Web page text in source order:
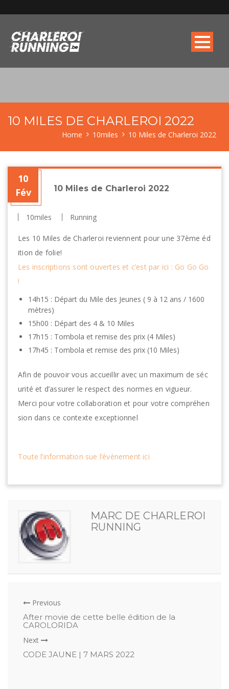
10 MILES DE CHARLEROI 2022
Home 10miles 10 Miles de Charleroi 2022
10
Fév
10 Miles de Charleroi 2022
10miles Running
Les 10 Miles de Charleroi reviennent pour une 37ème éd
ition de folie!
Les inscriptions sont ouvertes et c’est par ici : Go Go Go
!
14h15 : Départ du Mile des Jeunes ( 9 à 12 ans / 1600
mètres)
15h00 : Départ des 4 & 10 Miles
17h15 : Tombola et remise des prix (4 Miles)
17h45 : Tombola et remise des prix (10 Miles)
Afin de pouvoir vous accueillir avec un maximum de séc
urité et d’assurer le respect des normes en vigueur.
Merci pour votre collaboration et pour votre compréhen
sion dans ce contexte exceptionnel
Toute l’information sue l’évènement ici
MARC DE CHARLEROI
RUNNING
Previous
After movie de cette belle édition de la
CAROLORIDA
Next
CODE JAUNE | 7 MARS 2022